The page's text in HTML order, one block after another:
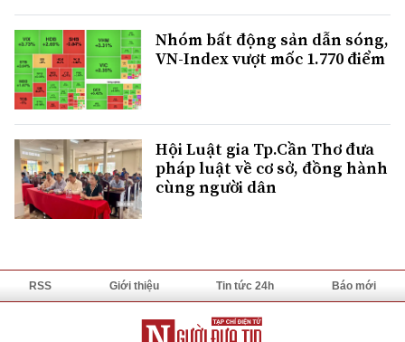
Nhóm bất động sản dẫn sóng,
VN-Index vượt mốc 1.770 điểm
Hội Luật gia Tp.Cần Thơ đưa
pháp luật về cơ sở, đồng hành
cùng người dân
RSS Giới thiệu Tin tức 24h Báo mới